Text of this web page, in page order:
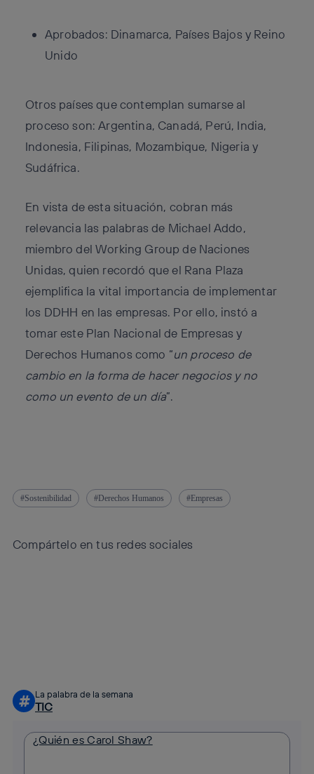
Aprobados: Dinamarca, Países Bajos y Reino
Unido
Otros países que contemplan sumarse al
proceso son: Argentina, Canadá, Perú, India,
Indonesia, Filipinas, Mozambique, Nigeria y
Sudáfrica.
En vista de esta situación, cobran más
relevancia las palabras de Michael Addo,
miembro del Working Group de Naciones
Unidas, quien recordó que el Rana Plaza
ejemplifica la vital importancia de implementar
los DDHH en las empresas. Por ello, instó a
tomar este Plan Nacional de Empresas y
Derechos Humanos como “un proceso de
cambio en la forma de hacer negocios y no
como un evento de un día”.
Sostenibilidad Derechos Humanos Empresas
Compártelo en tus redes sociales
# La palabra de la semana
TIC
¿Quién es Carol Shaw?